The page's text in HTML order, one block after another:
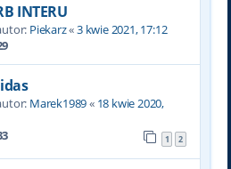
INTERU
Piekarz«3 kwie 2021, 17:12
Marek1989« 18 kwie 2020,
1 2